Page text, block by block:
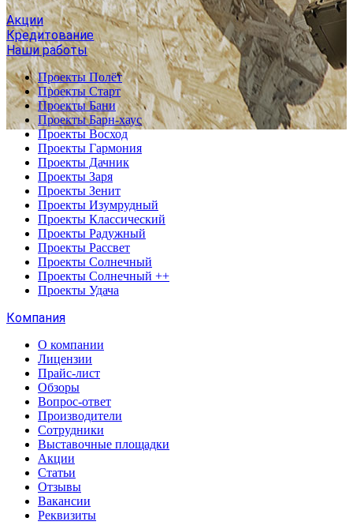
Акции
Кредитование
Наши работы
Проекты Полёт
Проекты Старт
Проекты Бани
Проекты Барн-хаус
Проекты Восход
Проекты Гармония
Проекты Дачник
Проекты Заря
Проекты Зенит
Проекты Изумрудный
Проекты Классический
Проекты Радужный
Проекты Рассвет
Проекты Солнечный
Проекты Солнечный ++
Проекты Удача
Компания
О компании
Лицензии
Прайс-лист
Обзоры
Вопрос-ответ
Производители
Сотрудники
Выставочные площадки
Акции
Статьи
Отзывы
Вакансии
Реквизиты